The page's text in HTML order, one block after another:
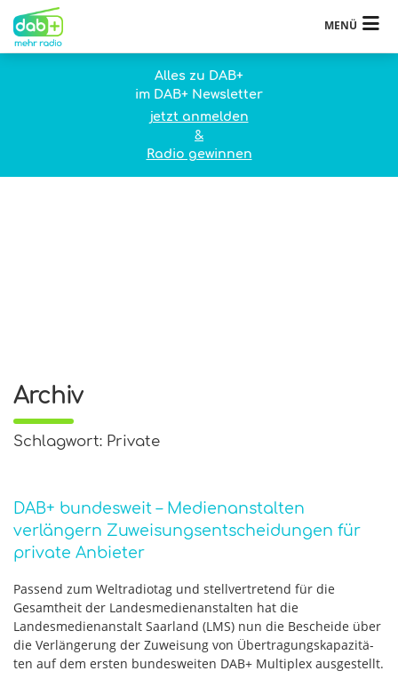
MENÜ
Alles zu DAB+
im DAB+ Newsletter
jetzt anmelden
&
Radio gewinnen
Archiv
Schlagwort: Private
DAB+ bundesweit – Medienanstalten
verlängern Zuweisungsentscheidungen für
private Anbieter
Pas­send zum Welt­ra­dio­tag und stellvertretend für die
Gesamtheit der Landesmedienanstalten hat die
Landesmedienanstalt Saarland (LMS) nun die Beschei­de über
die Ver­län­ge­rung der Zuwei­sung von Über­tra­gungs­ka­pa­zi­tä­
ten auf dem ersten bun­des­wei­ten DAB+ Mul­ti­plex aus­ge­stellt.